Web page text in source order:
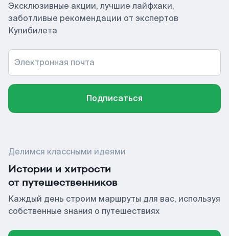
Эксклюзивные акции, лучшие лайфхаки,
заботливые рекомендации от экспертов
Купибилета
Электронная почта
Подписаться
Делимся классными идеями
Истории и хитрости
от путешественников
Каждый день строим маршруты для вас, используя
собственные знания о путешествиях